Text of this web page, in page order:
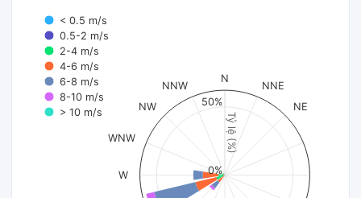
Tỷ lệ (%)
< 0.5 m/s
0.5-2 m/s
2-4 m/s
4-6 m/s
6-8 m/s
8-10 m/s
> 10 m/s
N
NNE
NE
W
WNW
NW
NNW
0%
50%